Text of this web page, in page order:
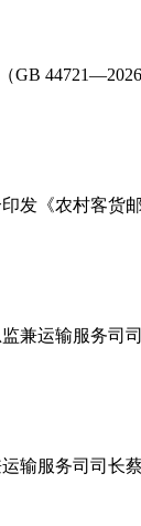
《农村客
兼运输服务
输服务司司